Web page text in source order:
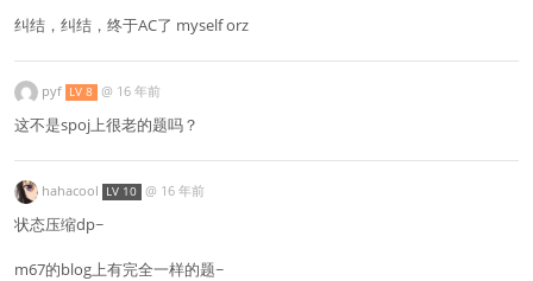
纠结，纠结，终于AC了 myself orz
pyf LV 8 @ 16 年前
这不是spoj上很老的题吗？
hahacool LV 10 @ 16 年前
状态压缩dp~
m67的blog上有完全一样的题~